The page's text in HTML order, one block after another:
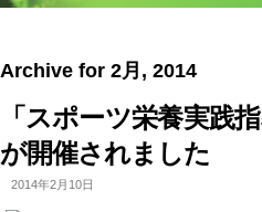
Archive for 2月, 2014
「スポーツ栄養実践
が開催されました
2014年2月10日